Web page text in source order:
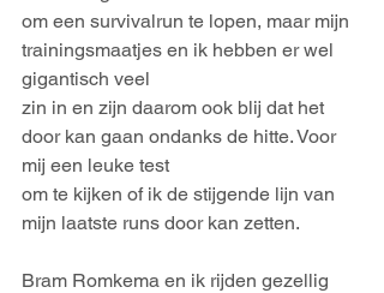
om een survivalrun te lopen, maar mijn
trainingsmaatjes en ik hebben er wel
gigantisch veel
zin in en zijn daarom ook blij dat het
door kan gaan ondanks de hitte. Voor
mij een leuke test
om te kijken of ik de stijgende lijn van
mijn laatste runs door kan zetten.
Bram Romkema en ik rijden gezellig